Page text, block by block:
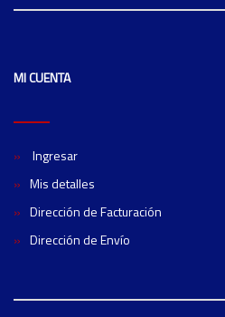
MI CUENTA
Ingresar
Mis detalles
Dirección de Facturación
Dirección de Envío